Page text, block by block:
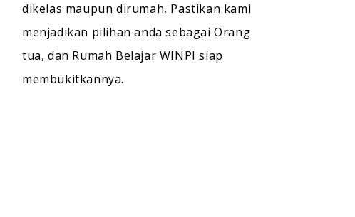
dikelas maupun dirumah, Pastikan kami
menjadikan pilihan anda sebagai Orang
tua, dan Rumah Belajar WINPI siap
membukitkannya.